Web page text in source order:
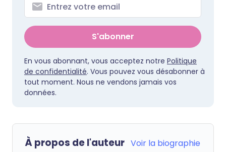
S'abonner
En vous abonnant, vous acceptez notre Politique
de confidentialité. Vous pouvez vous désabonner à
tout moment. Nous ne vendons jamais vos
données.
À propos de l'auteur Voir la biographie